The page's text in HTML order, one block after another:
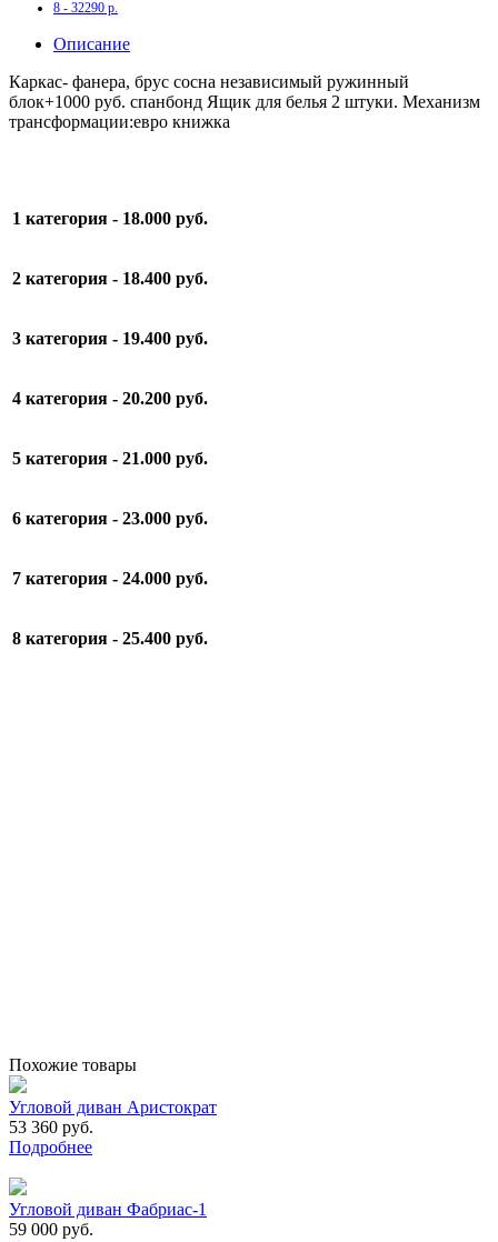
8 - 32290 р.
Описание
Каркас- фанера, брус сосна независимый ружинный
блок+1000 руб. спанбонд Ящик для белья 2 штуки. Механизм
трансформации:евро книжка
1 категория - 18.000 руб.
2 категория - 18.400 руб.
3 категория - 19.400 руб.
4 категория - 20.200 руб.
5 категория - 21.000 руб.
6 категория - 23.000 руб.
7 категория - 24.000 руб.
8 категория - 25.400 руб.
Похожие товары
Угловой диван Аристократ
53 360 руб.
Подробнее
Угловой диван Фабриас-1
59 000 руб.